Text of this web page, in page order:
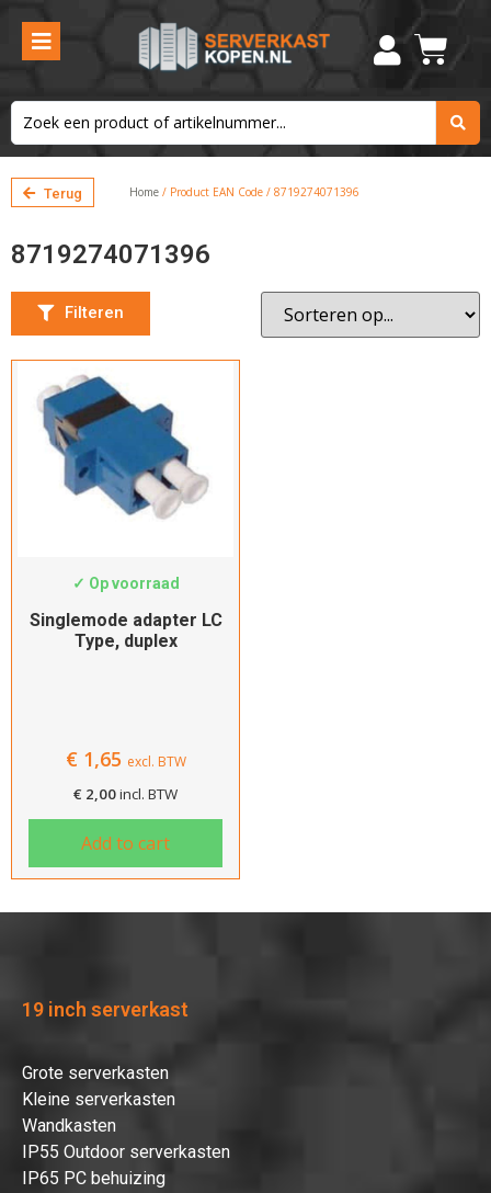
Terug Home / Product EAN Code / 8719274071396
8719274071396
Filteren
✓ Op voorraad
Singlemode adapter LC
Type, duplex
€1,65 excl. BTW
€ 2,00incl. BTW
Add to cart
19 inch serverkast
Grote serverkasten
Kleine serverkasten
Wandkasten
IP55 Outdoor serverkasten
IP65 PC behuizing
Kleur
Blauw